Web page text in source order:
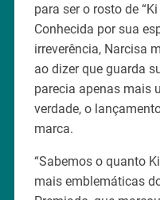
para ser o rosto de
Conhecida por sua
irreverência, Narcisa
ao dizer que guarda
parecia apenas mais
verdade, o
marca.
“Sabemos o quanto
mais emblemáticas